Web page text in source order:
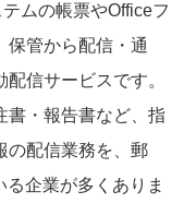
ムの帳票やOfficeフ
保管から配信・通
信サービスです。
書・報告書など、指
の配信業務を、郵
企業が多くありま